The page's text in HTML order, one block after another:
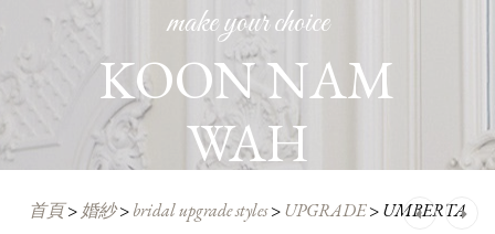
make your choice
KOON NAM
WAH
首頁> 婚紗>bridal upgrade styles>UPGRADE>UMBERTA
Post